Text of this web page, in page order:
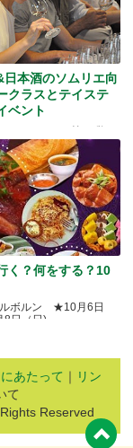
日本酒のソムリエ向
クラスとテイステ
ベント
Projectj 第三弾
く？何をする？10
ルボルン ★10月6日
8日（日)
あたって ｜ リン
て
Reserved